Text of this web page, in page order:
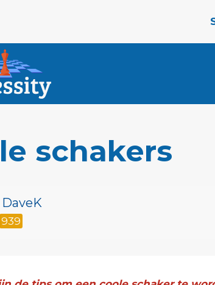
schakers
DaveK
939